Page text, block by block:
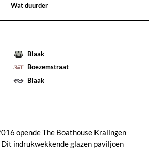
Wat duurder
Blaak
Boezemstraat
Blaak
opende The Boathouse Kralingen
Dit indrukwekkende glazen paviljoen